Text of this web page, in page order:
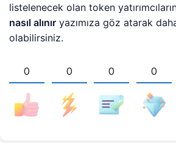
listelenecek olan token
nasıl alınır yazımıza göz atarak
olabilirsiniz.
0 0 0 0